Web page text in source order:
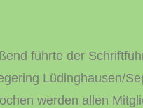
führte der
Lüdinghausen/
werden allen